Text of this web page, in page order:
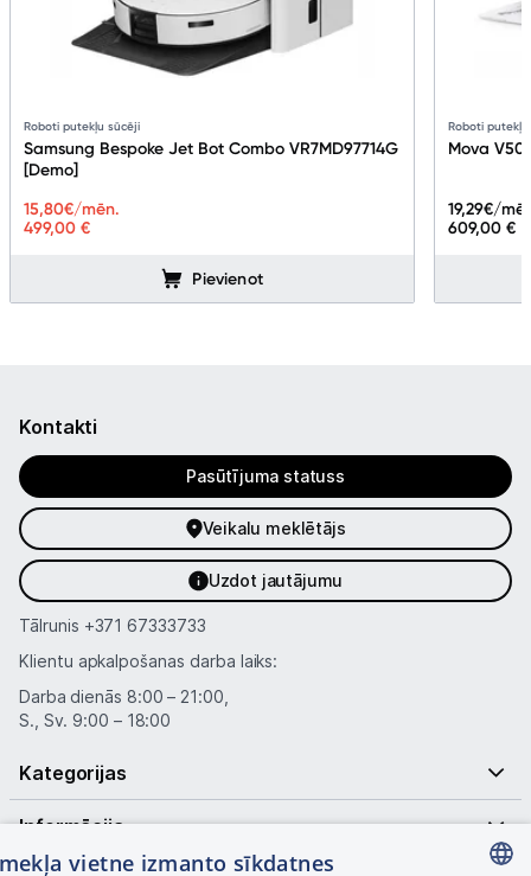
Roboti putekļu sūcēji
Samsung Bespoke Jet Bot Combo VR7MD97714G
[Demo]
499,00 €
15,80€/mēn.
Pievienot
Roboti
Mova
609,00 €
19,29€/
Kontakti
Pasūtījuma statuss
Veikalu meklētājs
Uzdot jautājumu
Tālrunis +371 67333733
Klientu apkalpošanas darba laiks:
Darba dienās 8:00 – 21:00,
S., Sv. 9:00 – 18:00
Kategorijas
Informācija
vietne izmanto sīkdatnes